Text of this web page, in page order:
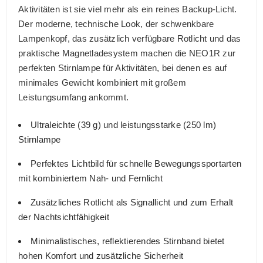
Aktivitäten ist sie viel mehr als ein reines Backup-Licht.
Der moderne, technische Look, der schwenkbare
Lampenkopf, das zusätzlich verfügbare Rotlicht und das
praktische Magnetladesystem machen die NEO1R zur
perfekten Stirnlampe für Aktivitäten, bei denen es auf
minimales Gewicht kombiniert mit großem
Leistungsumfang ankommt.
Ultraleichte (39 g) und leistungsstarke (250 lm)
Stirnlampe
Perfektes Lichtbild für schnelle Bewegungssportarten
mit kombiniertem Nah- und Fernlicht
Zusätzliches Rotlicht als Signallicht und zum Erhalt
der Nachtsichtfähigkeit
Minimalistisches, reflektierendes Stirnband bietet
hohen Komfort und zusätzliche Sicherheit